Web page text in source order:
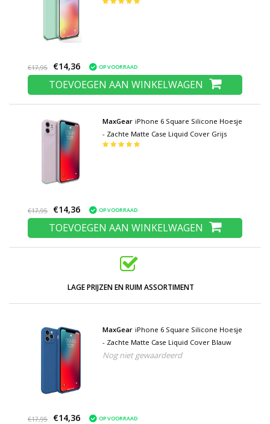
Lichtgroen
€17,95 €14,36 OP VOORRAAD
TOEVOEGEN AAN WINKELWAGEN
MaxGear iPhone 6 Square Silicone Hoesje
- Zachte Matte Case Liquid Cover Grijs
€17,95 €14,36 OP VOORRAAD
TOEVOEGEN AAN WINKELWAGEN
LAGE PRIJZEN EN RUIM ASSORTIMENT
MaxGear iPhone 6 Square Silicone Hoesje
- Zachte Matte Case Liquid Cover Blauw
Nog niet gewaardeerd
€17,95 €14,36 OP VOORRAAD